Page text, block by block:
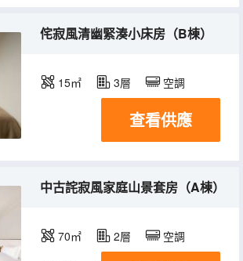
侘寂風清幽緊湊小床房（B棟）
15㎡ 3層 空調
查看供應
中古詫寂風家庭山景套房（A棟）
70㎡ 2層 空調